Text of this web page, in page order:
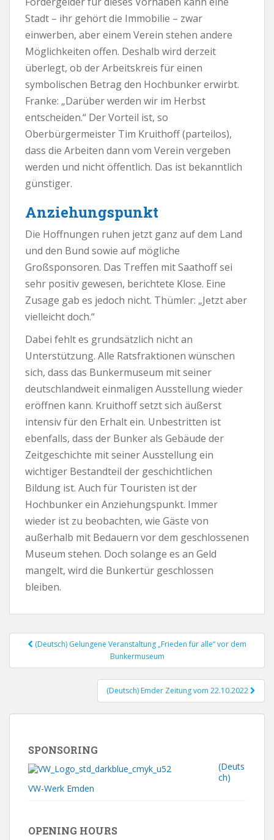
Stadt – ihr gehört die Immobilie – zwar
einwerben, aber einem Verein stehen andere
Möglichkeiten offen. Deshalb wird derzeit
überlegt, ob der Arbeitskreis für einen
symbolischen Betrag den Hochbunker erwirbt.
Franke: „Darüber werden wir im Herbst
entscheiden.“ Der Vorteil ist, so
Oberbürgermeister Tim Kruithoff (parteilos),
dass die Arbeiten dann vom Verein vergeben
werden und nicht öffentlich. Das ist bekanntlich
günstiger.
Anziehungspunkt
Die Hoffnungen ruhen jetzt ganz auf dem Land
und den Bund sowie auf mögliche
Großsponsoren. Das Treffen mit Saathoff sei
sehr positiv gewesen, berichtete Klose. Eine
Zusage gab es jedoch nicht. Thümler: „Jetzt aber
vielleicht doch.“
Dabei fehlt es grundsätzlich nicht an
Unterstützung. Alle Ratsfraktionen wünschen
sich, dass das Bunkermuseum mit seiner
deutschlandweit einmaligen Ausstellung wieder
eröffnen kann. Kruithoff setzt sich äußerst
intensiv für den Erhalt ein. Unbestritten ist
ebenfalls, dass der Bunker als Gebäude der
Zeitgeschichte mit seiner Ausstellung ein
wichtiger Bestandteil der geschichtlichen
Bildung ist. Auch für Touristen ist der
Hochbunker ein Anziehungspunkt. Immer
wieder ist zu beobachten, wie Gäste von
außerhalb mit Bedauern vor dem geschlossenen
Museum stehen. Doch solange es an Geld
mangelt, wird die Bunkertür geschlossen
bleiben.
Post navigation
(Deutsch) Gelungene Veranstaltung „Frieden für alle“ vor dem
Bunkermuseum
(Deutsch) Emder Zeitung vom 22.10.2022
SPONSORING
(Deuts
ch)
VW-Werk Emden
OPENING HOURS